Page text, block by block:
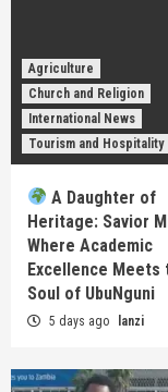
Agriculture
Church and Religion
International News
Tourism and Hospitality
A Daughter of
Heritage: Savior
Where Academic
Excellence Meets
Soul of UbuNguni
5 days ago lanzi